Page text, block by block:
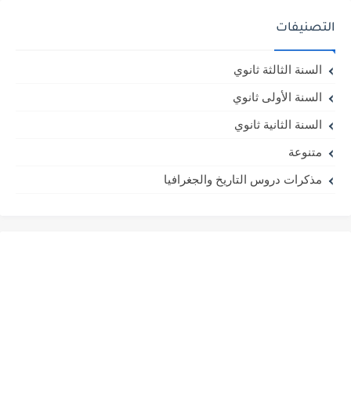
التصنيفات
السنة الثالثة ثانوي
السنة الأولى ثانوي
السنة الثانية ثانوي
متنوعة
مذكرات دروس التاريخ والجغرافيا